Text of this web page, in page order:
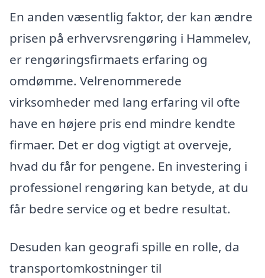
En anden væsentlig faktor, der kan ændre
prisen på erhvervsrengøring i Hammelev,
er rengøringsfirmaets erfaring og
omdømme. Velrenommerede
virksomheder med lang erfaring vil ofte
have en højere pris end mindre kendte
firmaer. Det er dog vigtigt at overveje,
hvad du får for pengene. En investering i
professionel rengøring kan betyde, at du
får bedre service og et bedre resultat.
Desuden kan geografi spille en rolle, da
transportomkostninger til